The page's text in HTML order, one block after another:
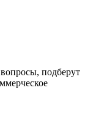
подберут